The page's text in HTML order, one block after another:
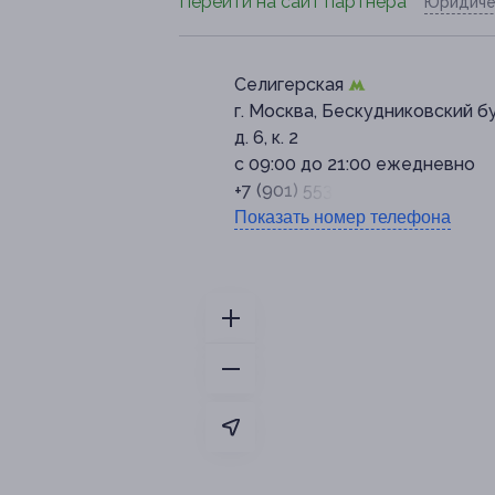
Селигерская
г. Москва, Бескудниковский
д. 6, к. 2
с 09:00 до 21:00 ежедневно
+7 (901) 553-18-17
Показать номер телефона